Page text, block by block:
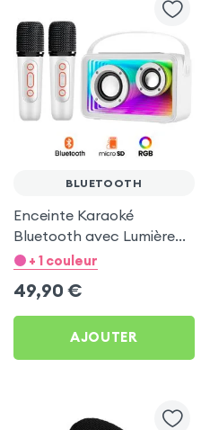
BLUETOOTH
Enceinte Karaoké
Bluetooth avec Lumière
RGB Multicolore et 2
+ 1 couleur
49,90 €
AJOUTER